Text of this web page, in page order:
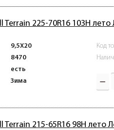
Terrain 225-70R16 103H лето
9,5X20
8470
есть
Зима
Код
Terrain 215-65R16 98H лето